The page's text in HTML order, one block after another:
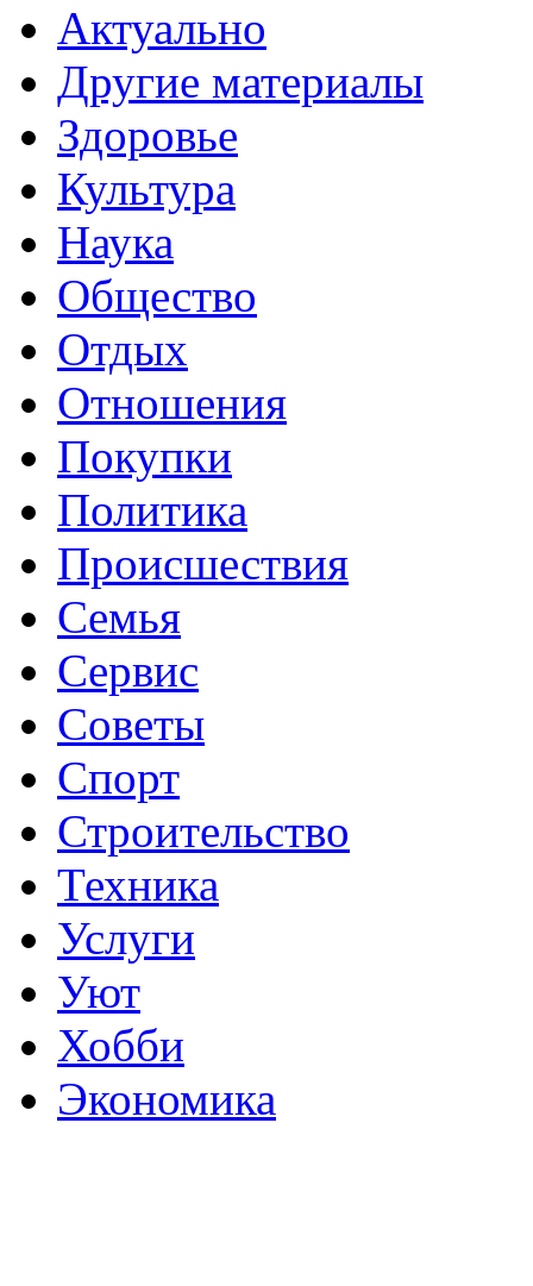
Актуально
Другие материалы
Здоровье
Культура
Наука
Общество
Отдых
Отношения
Покупки
Политика
Происшествия
Семья
Сервис
Советы
Спорт
Строительство
Техника
Услуги
Уют
Хобби
Экономика